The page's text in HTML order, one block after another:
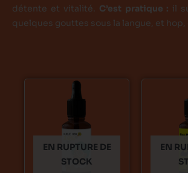
détente et vitalité. C’est pratique : il
quelques gouttes sous la langue, et hop,
EN RUPTURE DE
STOCK
Ce
produit
plusieurs
variations.
Les
EN